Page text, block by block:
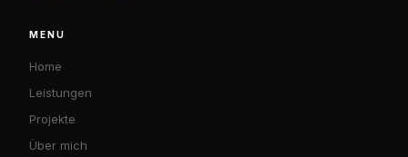
MENU
Home
Leistungen
Projekte
Über mich